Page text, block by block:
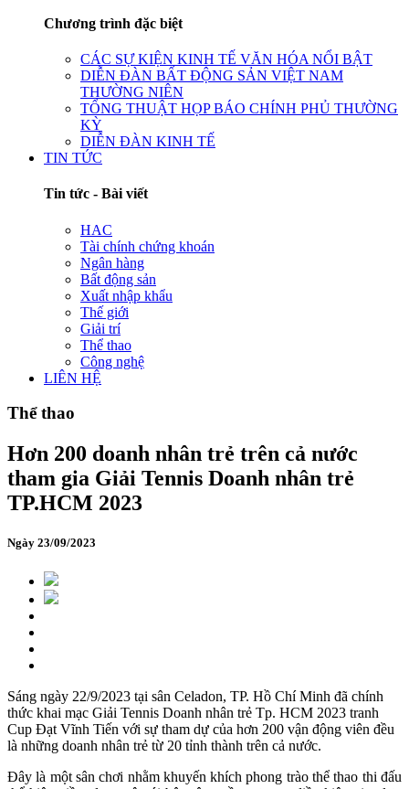
Chương trình đặc biệt
CÁC SỰ KIỆN KINH TẾ VĂN HÓA NỔI BẬT
DIỄN ĐÀN BẤT ĐỘNG SẢN VIỆT NAM
THƯỜNG NIÊN
TỔNG THUẬT HỌP BÁO CHÍNH PHỦ THƯỜNG
KỲ
DIỄN ĐÀN KINH TẾ
TIN TỨC
Tin tức - Bài viết
HAC
Tài chính chứng khoán
Ngân hàng
Bất động sản
Xuất nhập khẩu
Thế giới
Giải trí
Thể thao
Công nghệ
LIÊN HỆ
Thể thao
Hơn 200 doanh nhân trẻ trên cả nước
tham gia Giải Tennis Doanh nhân trẻ
TP.HCM 2023
Ngày 23/09/2023
Sáng ngày 22/9/2023 tại sân Celadon, TP. Hồ Chí Minh đã chính
thức khai mạc Giải Tennis Doanh nhân trẻ Tp. HCM 2023 tranh
Cup Đạt Vĩnh Tiến với sự tham dự của hơn 200 vận động viên đều
là những doanh nhân trẻ từ 20 tỉnh thành trên cả nước.
Đây là một sân chơi nhằm khuyến khích phong trào thể thao thi đấu